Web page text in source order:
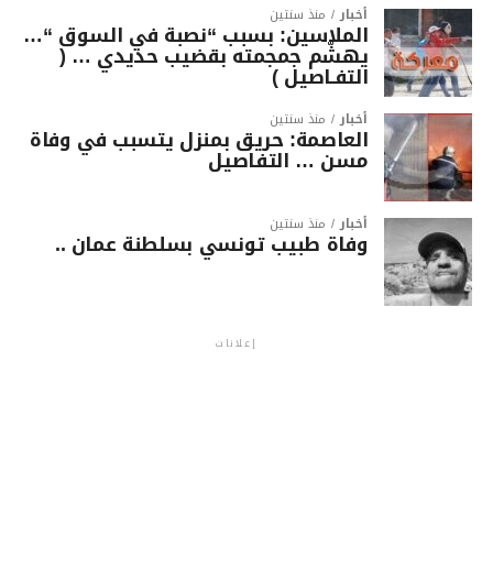
أخبار منذ سنتين
الملاسين: بسبب “نصبة في السوق “…
يهشّم جمجمته بقضيب حديدي … (
التفـاصيل )
أخبار منذ سنتين
العاصمة: حريق بمنزل يتسبب في وفاة
مسن … التفاصيل
أخبار منذ سنتين
وفاة طبيب تونسي بسلطنة عمان ..
إعلانات